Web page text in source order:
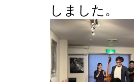
しました。